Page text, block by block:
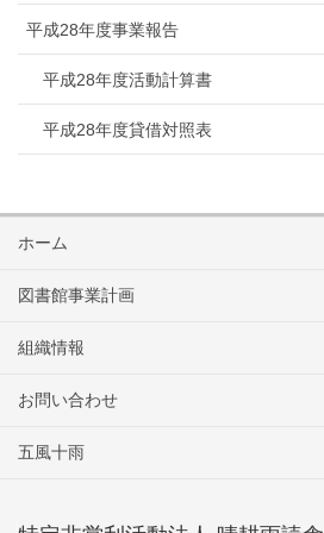
平成28年度事業報告
平成28年度活動計算書
平成28年度貸借対照表
ホーム
図書館事業計画
組織情報
お問い合わせ
五風十雨